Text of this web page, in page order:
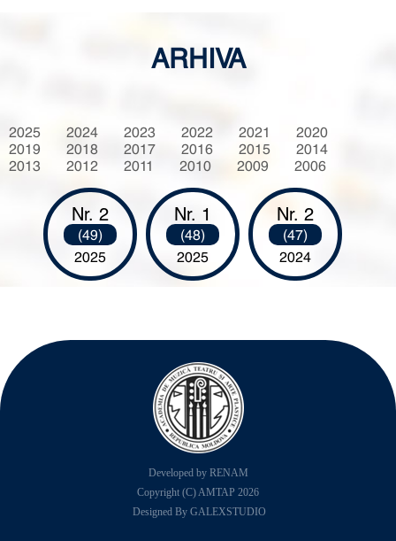
ARHIVA
2025 2024 2023 2022 2021
2020
2019
2018 2017 2016 2015
2014
2013
2012 2011 2010 2009 2006
Nr. 2
(49)
2025
Nr. 1
(48)
2025
Nr. 2
(47)
2024
Developed by RENAM
Copyright (C) AMTAP 2026
Designed By GALEXSTUDIO